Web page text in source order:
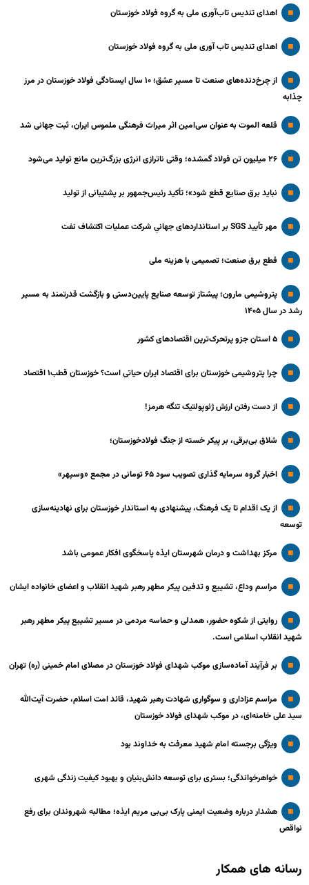
اهدای تندیس تاب‌آوری ملی به گروه فولاد خوزستان
اهدای تندیس تاب آوری ملی به گروه فولاد خوزستان
از چرخ‌دنده‌های صنعت تا مسیر عشق؛ ۱۰ سال ایستادگی فولاد خوزستان در مرز
چذابه
قلعه الموت به عنوان سی‌امین اثر میراث‌ فرهنگی ملموس ایران، ثبت جهانی شد
۲۶ میلیون تن فولاد گمشده؛ وقتی ناترازی انرژی بزرگ‌ترین مانع تولید می‌شود
نباید برق صنایع قطع شود»؛ تأکید رئیس‌جمهور بر پشتیبانی از تولید
مهر تأیید SGS بر استانداردهای جهانیِ شرکت عملیات اکتشاف نفت
قطع برق صنعت؛ تصمیمی با هزینه ملی
پتروشیمی مارون؛ پیشتاز توسعه صنایع پایین‌دستی و بازگشت قدرتمند به مسیر
رشد در سال ۱۴۰۵
۵ استان جزو پرتحرک‌ترین اقتصاد‌های کشور
چرا پتروشیمی خوزستان برای اقتصاد ایران حیاتی است؟ خوزستان قطب۱ اقتصاد
از دست رفتن ارزش ژئوپولتیک تنگه هرمز!
شلاق‌ بی‌برقی، بر پیکر خسته‌ از جنگ فولادخوزستان؛
اخبار گروه سرمایه گذاری تصویب سود ۶۵ تومانی در مجمع «وسپهر»
از یک اقدام تا یک فرهنگ، پیشنهادی به استاندار خوزستان برای نهادینه‌سازی
توسعه
مرکز بهداشت و درمان شهرستان ایذه پاسخگوی افکار عمومی باشد
مراسم وداع، تشییع و تدفین پیکر مطهر رهبر شهید انقلاب و اعضای خانواده ایشان
روایتی از شکوه حضور، همدلی و حماسه مردمی در مسیر تشییع پیکر مطهر رهبر
شهید انقلاب اسلامی است.
بر فرآیند آماده‌سازی موکب شهدای فولاد خوزستان در مصلای امام خمینی (ره) تهران
مراسم عزاداری و سوگواری شهادت رهبر شهید، قائد امت اسلام، حضرت آیت‌الله
سید علی خامنه‌ای، در موکب شهدای فولاد خوزستان
ویژگی برجسته امام شهید معرفت به خداوند بود
خواهرخواندگی؛ بستری برای توسعه دانش‌بنیان و بهبود کیفیت زندگی شهری
هشدار درباره وضعیت ایمنی پارک بی‌بی مریم ایذه؛ مطالبه شهروندان برای رفع
نواقص
رسانه های همکار